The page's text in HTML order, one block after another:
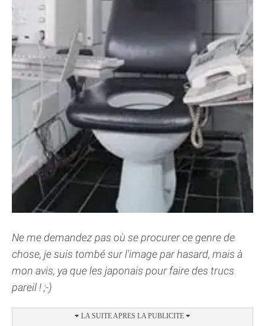
Ne me demandez pas où se procurer ce genre de
chose, je suis tombé sur l'image par hasard, mais à
mon avis, ya que les japonais pour faire des trucs
pareil ! ;-)